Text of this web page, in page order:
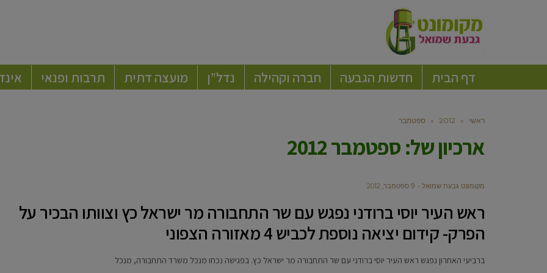
דף הבית חדשות הגבעה חברה וקהילה נדל”ן מועצה דתית תרבות ופנאי
ראשי »
2012
» ספטמבר
ארכיון של:ספטמבר 2012
מקומונט גבעת שמואל 9 ספטמבר, 2012
ראש העיר יוסי ברודני נפגש עם שר התחבורה מר ישראל כץ וצוותו הבכיר על
הפרק- קידום יציאה נוספת לכביש 4 מאזורה הצפוני
ברביעי האחרון נפגש ראש העיר יוסי ברודני עם שר התחבורה מר ישראל כץ. בפגישה נכחו מנכל משרד התחבורה, מנכל